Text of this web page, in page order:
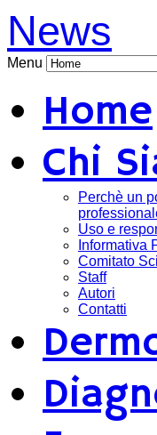
News
Menu
Home
Chi
Perchè un
Uso e
Informativa
Comitato
Staff
Autori
Contatti